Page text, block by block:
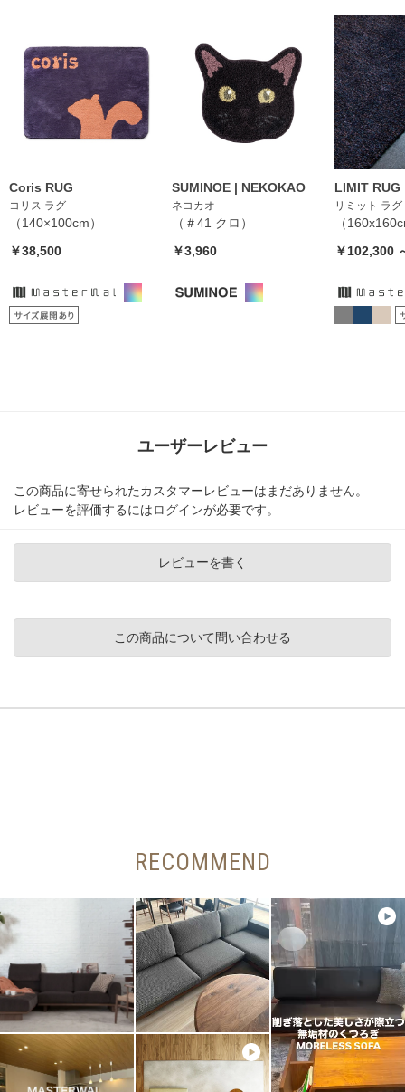
Coris RUG
コリス ラグ
（140×100cm）
￥38,500
SUMINOE | NEKOKAO
ネコカオ
（＃41 クロ）
￥3,960
LIMIT RUG
リミット ラグ
（
￥102,300
ユーザーレビュー
この商品に寄せられたカスタマーレビューはまだありません。
レビューを評価するにはログインが必要です。
レビューを書く
この商品について問い合わせる
RECOMMEND